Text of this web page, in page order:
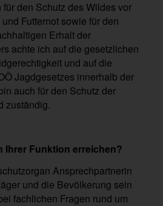
den Schutz des Wildes vor
Futternot sowie für den
Erhalt der
achte ich auf die gesetzlichen
und auf die
Jagdgesetzes innerhalb der
auch für den Schutz der
zuständig.
Ihrer Funktion erreichen?
Ansprechpartnerin
und die Bevölkerung sein
fachlichen Fragen rund um